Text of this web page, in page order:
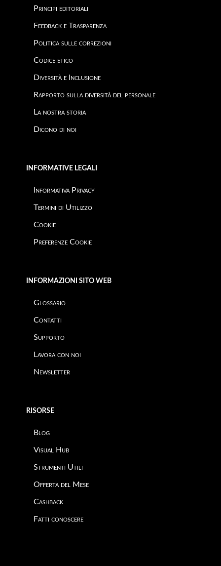
Principi editoriali
Feedback e Trasparenza
Politica sulle correzioni
Codice etico
Diversità e Inclusione
Rapporto sulla diversità del personale
La nostra storia
Dicono di noi
INFORMATIVE LEGALI
Informativa Privacy
Termini di Utilizzo
Cookie
Preferenze Cookie
INFORMAZIONI SITO WEB
Glossario
Contatti
Supporto
Lavora con noi
Newsletter
RISORSE
Blog
Visual Hub
Strumenti Utili
Offerta del Mese
Cashback
Fatti conoscere